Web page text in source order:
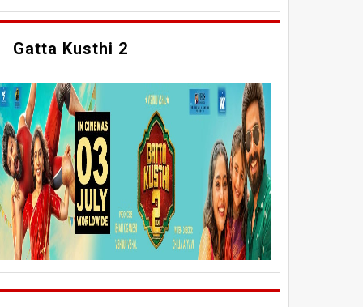
Gatta Kusthi 2